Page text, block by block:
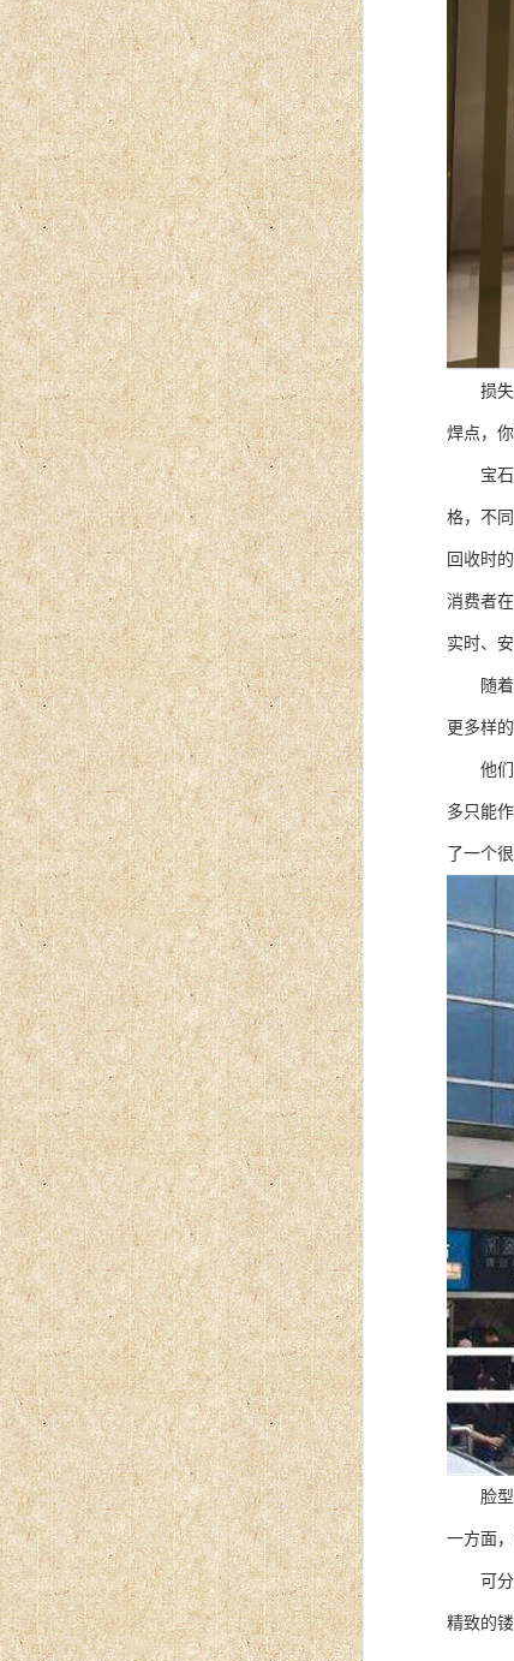
损失扣
焊点，
宝石的
格，不
回收时
消费者
实时、
随着现
更多样
他们必
多只能
了一个
脸型是
一方面
可分为
精致的